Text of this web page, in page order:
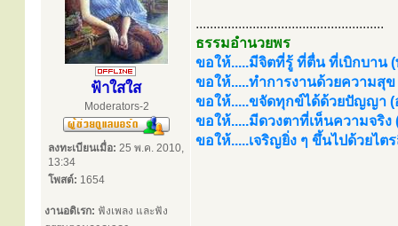
ฟ้าใสใส
Moderators-2
ลงทะเบียนเมื่อ: 25 พ.ค. 2010,
13:34
โพสต์: 1654
งานอดิเรก: ฟังเพลง และฟัง
.....................................................
ธรรมอำนวยพร
ขอให้.....มีจิตที่รู้ ที่ตื่น ที่เบิกบาน
ขอให้.....ทำการงานด้วยความสุ
ขอให้.....ขจัดทุกข์ได้ด้วยปัญญา (
ขอให้.....มีดวงตาที่เห็นความจริ
ขอให้.....เจริญยิ่ง ๆ ขึ้นไปด้วยไ